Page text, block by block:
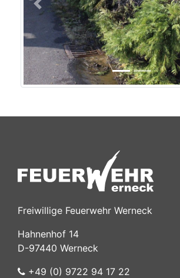
Previous
Freiwillige Feuerwehr Werneck
Hahnenhof 14
D-97440 Werneck
+49 (0) 9722 94 17 22